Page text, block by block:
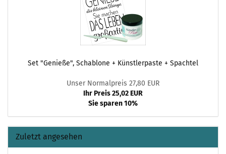
Set "Genieße", Schablone + Künstlerpaste + Spachtel
Unser Normalpreis 27,80 EUR
Ihr Preis 25,02 EUR
Sie sparen 10%
Zuletzt angesehen